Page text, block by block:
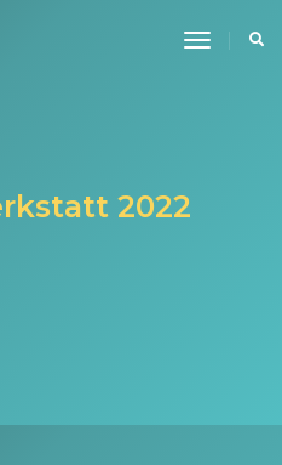
toggle
2022